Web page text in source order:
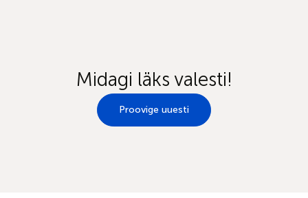
Midagi läks valesti!
Proovige uuesti